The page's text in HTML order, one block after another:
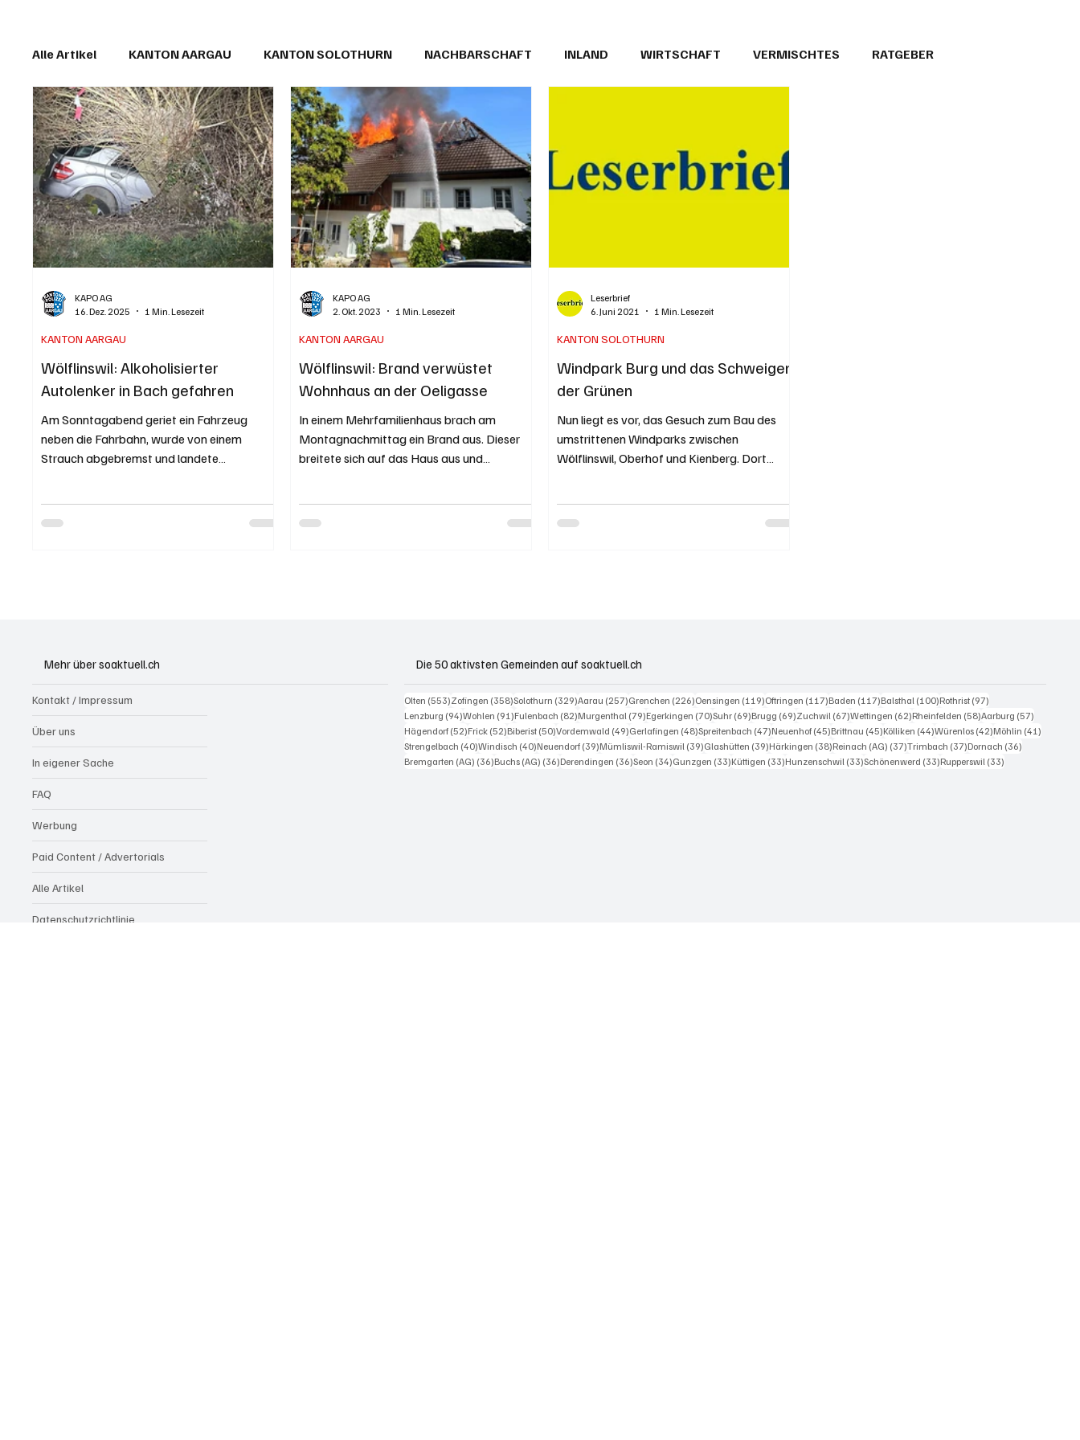
Alle Artikel KANTON AARGAU KANTON SOLOTHURN NACHBARSCHAFT INLAND WIRTSCHAFT VERMISCHTES RATGEBER
IN EIGENER SACHE KOMMENTARE LESERBRIEFE PUBLIREPORTAGEN
Wölflinswil: Alkoholisierter
Autolenker in Bach gefahren
Am Sonntagabend geriet ein Fahrzeug
neben die Fahrbahn, wurde von einem
Strauch abgebremst und landete
Kapo AG / Vanessa Rumpold Originalfoto
KANTON AARGAU
KAPO AG
16. Dez. 2025
1 Min. Lesezeit
Wölflinswil: Brand verwüstet
Wohnhaus an der Oeligasse
In einem Mehrfamilienhaus brach am
Montagnachmittag ein Brand aus. Dieser
breitete sich auf das Haus aus und
KANTON AARGAU
KAPO AG
2. Okt. 2023
1 Min. Lesezeit
Windpark Burg und das Schweigen
der Grünen
Nun liegt es vor, das Gesuch zum Bau des
umstrittenen Windparks zwischen
Wölflinswil, Oberhof und Kienberg. Dort
KANTON SOLOTHURN
Leserbrief
6. Juni 2021
1 Min. Lesezeit
Mehr über soaktuell.ch
Kontakt / Impressum
Über uns
In eigener Sache
FAQ
Werbung
Paid Content / Advertorials
Alle Artikel
Datenschutzrichtlinie
Die 50 aktivsten Gemeinden auf soaktuell.ch
Olten (553)553 Beiträge
Zofingen (358)358 Beiträge
Solothurn (329)329 Beiträge
Aarau (257)257 Beiträge
Grenchen (226)226 Beiträge
Oensingen (119)119 Beiträge
Oftringen (117)117 Beiträge
Baden (117)117 Beiträge
Balsthal (100)100 Beiträge
Rothrist (97)
Lenzburg (94)94 Beiträge
Wohlen (91)91 Beiträge
Fulenbach (82)82 Beiträge
Murgenthal (79)79 Beiträge
Egerkingen (70)70 Beiträge
Suhr (69)69 Beiträge
Brugg (69)69 Beiträge
Zuchwil (67)67 Beiträge
Wettingen (62)62 Beiträge
Rheinfelden (58)58 Beiträge
Aarburg (57)
Hägendorf (52)52 Beiträge
Frick (52)52 Beiträge
Biberist (50)50 Beiträge
Vordemwald (49)49 Beiträge
Gerlafingen (48)48 Beiträge
Spreitenbach (47)47 Beiträge
Neuenhof (45)45 Beiträge
Brittnau (45)45 Beiträge
Kölliken (44)44 Beiträge
Würenlos (42)42 Beiträge
Möhlin (41)
Strengelbach (40)40 Beiträge
Windisch (40)40 Beiträge
Neuendorf (39)39 Beiträge
Mümliswil-Ramiswil (39)39 Beiträge
Glashütten (39)39 Beiträge
Härkingen (38)38 Beiträge
Reinach (AG) (37)37 Beiträge
Trimbach (37)37 Beiträge
Dornach (36)
Bremgarten (AG) (36)36 Beiträge
Buchs (AG) (36)36 Beiträge
Derendingen (36)36 Beiträge
Seon (34)34 Beiträge
Gunzgen (33)33 Beiträge
Küttigen (33)33 Beiträge
Hunzenschwil (33)33 Beiträge
Schönenwerd (33)33 Beiträge
Rupperswil (33)